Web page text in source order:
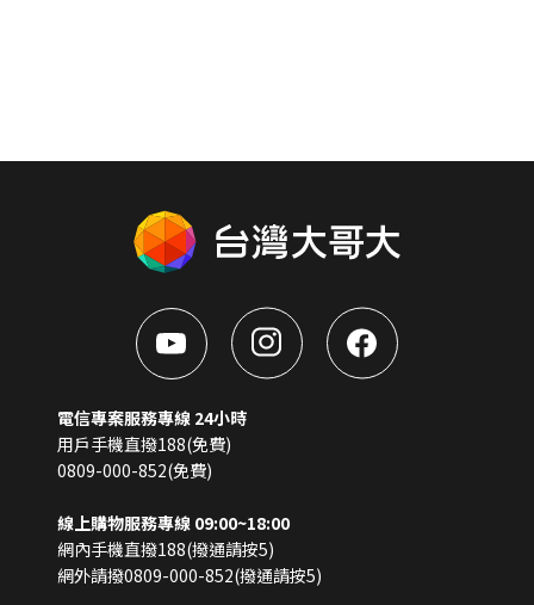
電信專案服務專線 24小時
用戶手機直撥188(免費)
0809-000-852(免費)
線上購物服務專線 09:00~18:00
網內手機直撥188(撥通請按5)
網外請撥0809-000-852(撥通請按5)